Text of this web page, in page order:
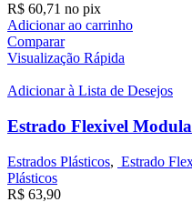
R$ 60,71 no pix
Adicionar ao carrinho
Comparar
Visualização Rápida
Adicionar à Lista de Desejos
Estrado Flexivel
Estrados Plásticos, Estrado
Plásticos
R$ 63,90